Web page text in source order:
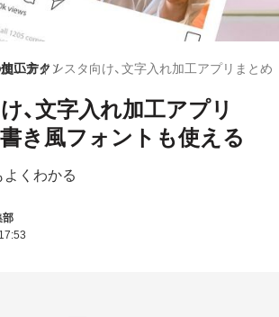
い方
加工テクインスタ向け、文字入れ加工アプリまと
、文字入れ加工アプリ
き風フォントも使える
くわかる
部